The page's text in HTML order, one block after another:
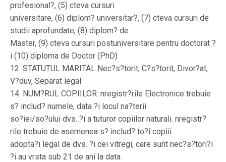
profesional?, (5) cteva cursuri
universitare, (6) diplom? universitar?, (7) cteva cursuri de
studii aprofundate, (8) diplom? de
Master, (9) cteva cursuri postuniversitare pentru doctorat ?
i (10) diploma de Doctor (PhD)
12. STATUTUL MARITAL Nec?s?torit, C?s?torit, Divor?at,
V?duv, Separat legal
14. NUM?RUL COPIILOR: nregistr?rile Electronice trebuie
s? includ? numele, data ?i locul na?terii
so?iei/so?ului dvs. ?i a tuturor copiilor naturali. nregistr?
rile trebuie de asemenea s? includ? to?i copiii
adopta?i legal de dvs. ?i cei vitregi, care sunt nec?s?tori?i
?i au vrsta sub 21 de ani la data